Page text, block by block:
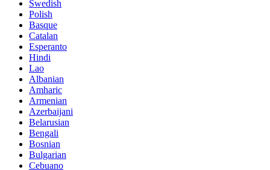
Swedish
Polish
Basque
Catalan
Esperanto
Hindi
Lao
Albanian
Amharic
Armenian
Azerbaijani
Belarusian
Bengali
Bosnian
Bulgarian
Cebuano